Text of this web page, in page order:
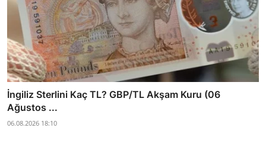
İngiliz Sterlini Kaç TL? GBP/TL Akşam Kuru (06
Ağustos ...
06.08.2026 18:10